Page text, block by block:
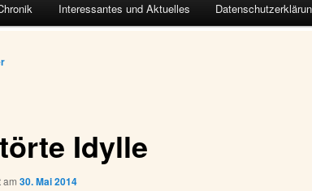
Interessantes und Aktuelles
Idylle
am30. Mai 2014